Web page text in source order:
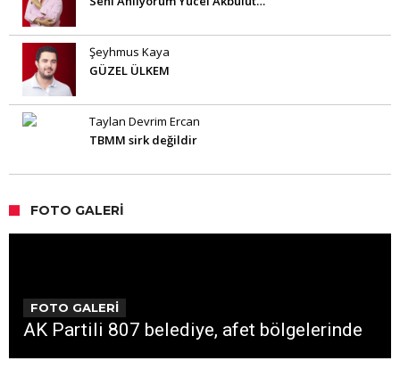
Şeyhmus Kaya
GÜZEL ÜLKEM
Taylan Devrim Ercan
TBMM sirk değildir
FOTO GALERI
FOTO GALERİ
AK Partili 807 belediye, afet bölgelerinde